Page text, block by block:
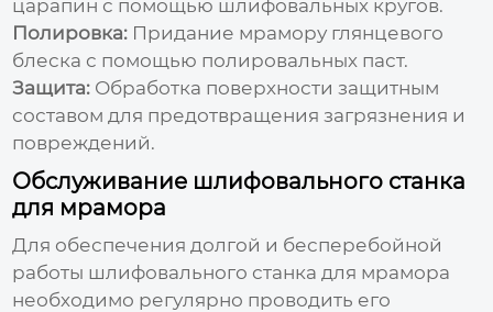
царапин с помощью шлифовальных кругов.
Полировка: Придание мрамору глянцевого
блеска с помощью полировальных паст.
Защита: Обработка поверхности защитным
составом для предотвращения загрязнения и
повреждений.
Обслуживание шлифовального станка
для мрамора
Для обеспечения долгой и бесперебойной
работы шлифовального станка для мрамора
необходимо регулярно проводить его